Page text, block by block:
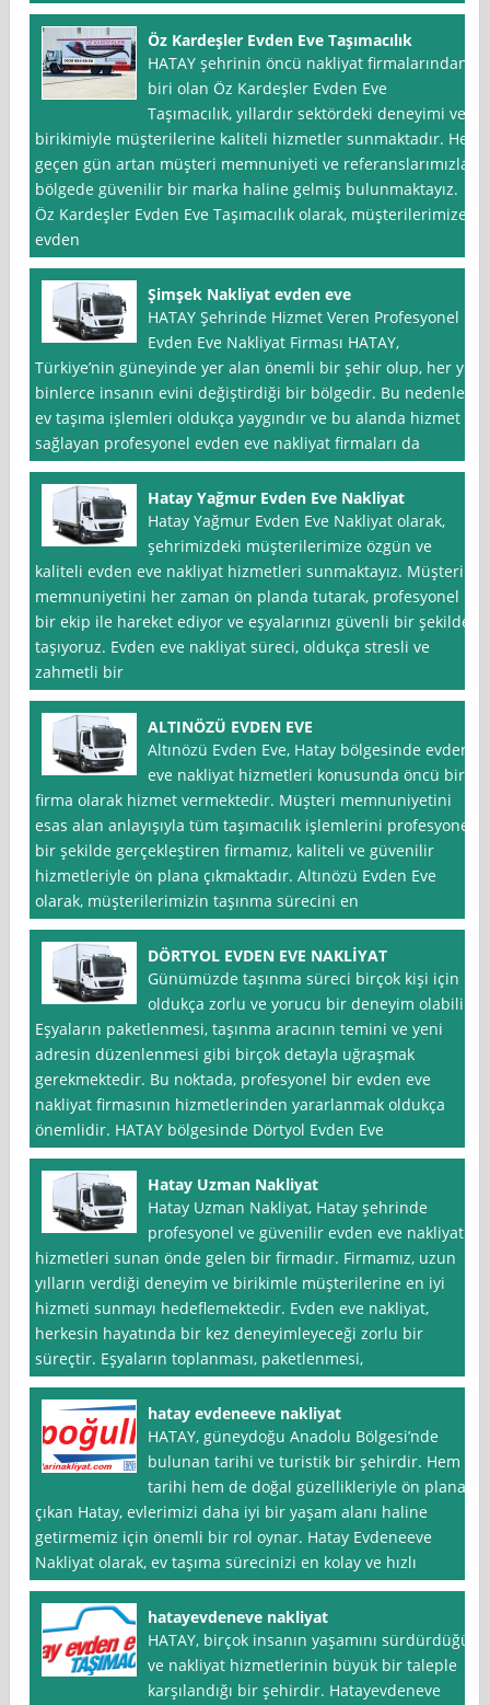
Öz Kardeşler Evden Eve Taşımacılık
HATAY şehrinin öncü nakliyat firmalarından
biri olan Öz Kardeşler Evden Eve
Taşımacılık, yıllardır sektördeki deneyimi ve
birikimiyle müşterilerine kaliteli hizmetler sunmaktadır. Her
geçen gün artan müşteri memnuniyeti ve referanslarımızla
bölgede güvenilir bir marka haline gelmiş bulunmaktayız.
Öz Kardeşler Evden Eve Taşımacılık olarak, müşterilerimize
evden
Şimşek Nakliyat evden eve
HATAY Şehrinde Hizmet Veren Profesyonel
Evden Eve Nakliyat Firması HATAY,
Türkiye’nin güneyinde yer alan önemli bir şehir olup, her yıl
binlerce insanın evini değiştirdiği bir bölgedir. Bu nedenle,
ev taşıma işlemleri oldukça yaygındır ve bu alanda hizmet
sağlayan profesyonel evden eve nakliyat firmaları da
Hatay Yağmur Evden Eve Nakliyat
Hatay Yağmur Evden Eve Nakliyat olarak,
şehrimizdeki müşterilerimize özgün ve
kaliteli evden eve nakliyat hizmetleri sunmaktayız. Müşteri
memnuniyetini her zaman ön planda tutarak, profesyonel
bir ekip ile hareket ediyor ve eşyalarınızı güvenli bir şekilde
taşıyoruz. Evden eve nakliyat süreci, oldukça stresli ve
zahmetli bir
ALTINÖZÜ EVDEN EVE
Altınözü Evden Eve, Hatay bölgesinde evden
eve nakliyat hizmetleri konusunda öncü bir
firma olarak hizmet vermektedir. Müşteri memnuniyetini
esas alan anlayışıyla tüm taşımacılık işlemlerini profesyonel
bir şekilde gerçekleştiren firmamız, kaliteli ve güvenilir
hizmetleriyle ön plana çıkmaktadır. Altınözü Evden Eve
olarak, müşterilerimizin taşınma sürecini en
DÖRTYOL EVDEN EVE NAKLİYAT
Günümüzde taşınma süreci birçok kişi için
oldukça zorlu ve yorucu bir deneyim olabilir.
Eşyaların paketlenmesi, taşınma aracının temini ve yeni
adresin düzenlenmesi gibi birçok detayla uğraşmak
gerekmektedir. Bu noktada, profesyonel bir evden eve
nakliyat firmasının hizmetlerinden yararlanmak oldukça
önemlidir. HATAY bölgesinde Dörtyol Evden Eve
Hatay Uzman Nakliyat
Hatay Uzman Nakliyat, Hatay şehrinde
profesyonel ve güvenilir evden eve nakliyat
hizmetleri sunan önde gelen bir firmadır. Firmamız, uzun
yılların verdiği deneyim ve birikimle müşterilerine en iyi
hizmeti sunmayı hedeflemektedir. Evden eve nakliyat,
herkesin hayatında bir kez deneyimleyeceği zorlu bir
süreçtir. Eşyaların toplanması, paketlenmesi,
hatay evdeneeve nakliyat
HATAY, güneydoğu Anadolu Bölgesi’nde
bulunan tarihi ve turistik bir şehirdir. Hem
tarihi hem de doğal güzellikleriyle ön plana
çıkan Hatay, evlerimizi daha iyi bir yaşam alanı haline
getirmemiz için önemli bir rol oynar. Hatay Evdeneeve
Nakliyat olarak, ev taşıma sürecinizi en kolay ve hızlı
hatayevdeneve nakliyat
HATAY, birçok insanın yaşamını sürdürdüğü
ve nakliyat hizmetlerinin büyük bir taleple
karşılandığı bir şehirdir. Hatayevdeneve